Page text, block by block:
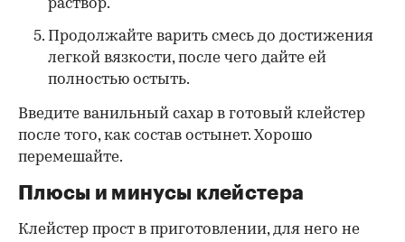
раствор.
Продолжайте варить смесь до достижения
легкой вязкости, после чего дайте ей
полностью остыть.
Введите ванильный сахар в готовый клейстер
после того, как состав остынет. Хорошо
перемешайте.
Плюсы и минусы клейстера
Клейстер прост в приготовлении, для него не